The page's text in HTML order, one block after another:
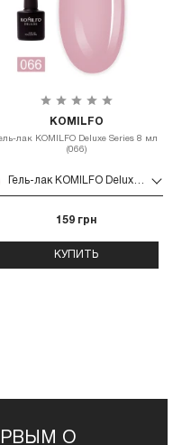
KOMILFO
лак KOMILFO Deluxe Series 8 мл
(066)
Гель-лак KOMILFO Deluxe Series 8 мл (066)
159 грн
КУПИТЬ
О